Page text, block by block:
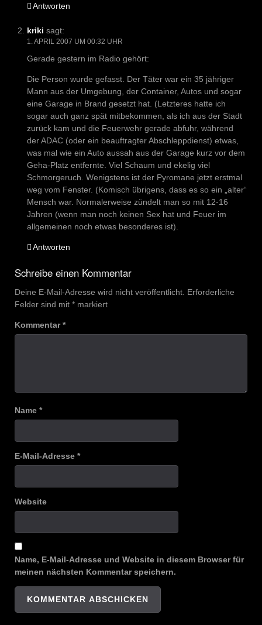
Antworten
kriki sagt:
1. APRIL 2007 UM 00:32 UHR
Gerade gestern im Radio gehört:
Die Person wurde gefasst. Der Täter war ein 35 jähriger
Mann aus der Umgebung, der Container, Autos und sogar
eine Garage in Brand gesetzt hat. (Letzteres hatte ich
sogar auch ganz spät mitbekommen, als ich aus der Stadt
zurück kam und die Feuerwehr gerade abfuhr, während
der ADAC (oder ein beauftragter Abschleppdienst) etwas,
was mal wie ein Auto aussah aus der Garage kurz vor dem
Geha-Platz entfernte. Viel Schaum und ekelig viel
Schmorgeruch. Wenigstens ist der Pyromane jetzt erstmal
weg vom Fenster. (Komisch übrigens, dass es so ein „alter“
Mensch war. Normalerweise zündelt man so mit 12-16
Jahren (wenn man noch keinen Sex hat und Feuer im
allgemeinen noch etwas besonderes ist).
Antworten
Schreibe einen Kommentar
Deine E-Mail-Adresse wird nicht veröffentlicht. Erforderliche
Felder sind mit * markiert
Kommentar*
Name *
E-Mail-Adresse *
Website
Name, E-Mail-Adresse und Website in diesem Browser für
meinen nächsten Kommentar speichern.